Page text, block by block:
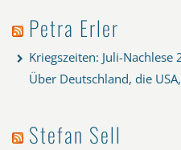
Petra Erler
Kriegszeiten: Juli-Nachlese
Über Deutschland, die
Stefan Sell